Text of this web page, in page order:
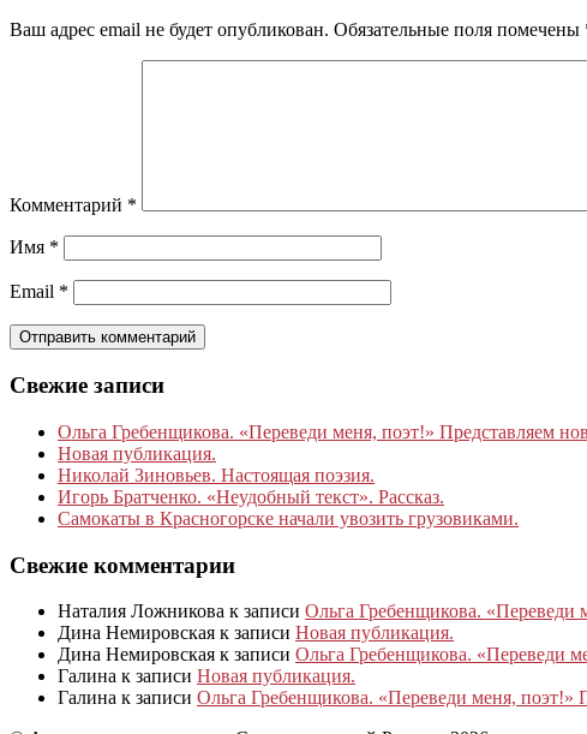
Ваш адрес email не будет опубликован. Обязательные поля помечены
Комментарий *
Имя *
Email *
Свежие записи
Ольга Гребенщикова. «Переведи меня, поэт!» Представляем
Новая публикация.
Николай Зиновьев. Настоящая поэзия.
Игорь Братченко. «Неудобный текст». Рассказ.
Самокаты в Красногорске начали увозить грузовиками.
Свежие комментарии
Наталия Ложникова к записи Ольга Гребенщикова. «Переведи
Дина Немировская к записи Новая публикация.
Дина Немировская к записи Ольга Гребенщикова. «Переведи
Галина к записи Новая публикация.
Галина к записи Ольга Гребенщикова. «Переведи меня, поэт!»